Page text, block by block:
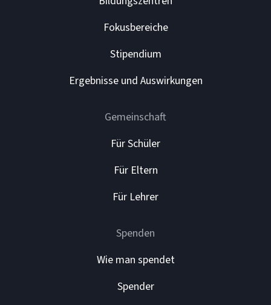
Fokusbereiche
Stipendium
Ergebnisse und Auswirkungen
Gemeinschaft
Für Schüler
Für Eltern
Für Lehrer
Spenden
Wie man spendet
Spender